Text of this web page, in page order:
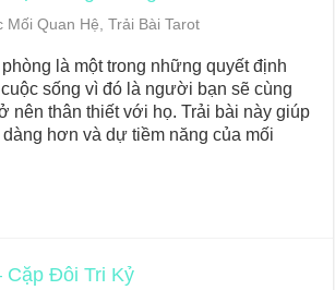
Mối Quan Hệ,Trải Bài Tarot
là một trong những quyết định
sống vì đó là người bạn sẽ cùng
nên thân thiết với họ. Trải bài này giúp
hơn và dự tiềm năng của mối
Cặp Đôi Tri Kỷ